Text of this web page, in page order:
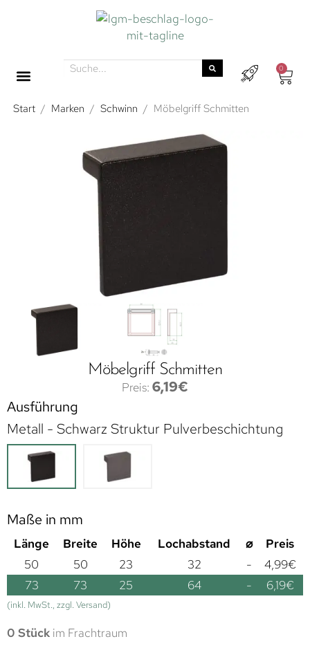
0
Start / Marken / Schwinn / Möbelgriff Schmitten
Möbelgriff Schmitten
6,19€
Ausführung
Metall - Schwarz Struktur Pulverbeschichtung
Maße in mm
Länge Breite Höhe Lochabstand ⌀
Preis
50
50 23 32 - 4,99€
73
73 25 64 - 6,19€
(inkl. MwSt., zzgl. Versand)
0 Stück im Frachtraum